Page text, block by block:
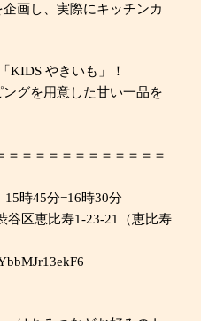
画し、実際にキッチンカ
KIDS やきいも」！
グを用意した甘い一品を
＝＝＝＝＝＝＝＝＝＝＝＝
15時45分−16時30分
谷区恵比寿1-23-21（恵比寿